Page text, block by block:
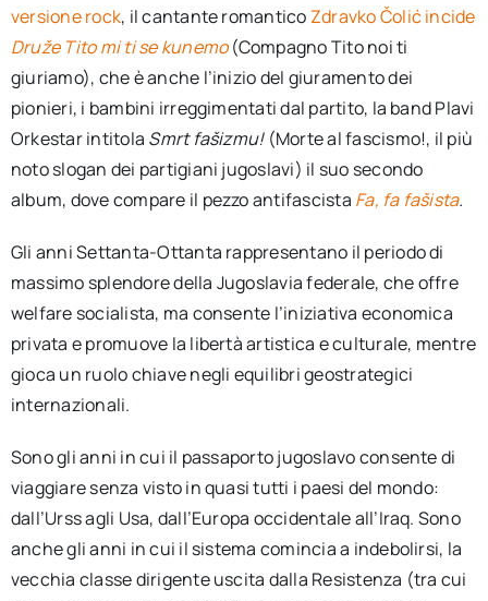
versione rock, il cantante romantico Zdravko Čolić incide
Druže Tito mi ti se kunemo(Compagno Tito noi ti
giuriamo), che è anche l’inizio del giuramento dei
pionieri, i bambini irreggimentati dal partito, la band Plavi
Orkestar intitola Smrt fašizmu!(Morte al fascismo!, il più
noto slogan dei partigiani jugoslavi) il suo secondo
album, dove compare il pezzo antifascista Fa, fa fašista.
Gli anni Settanta-Ottanta rappresentano il periodo di
massimo splendore della Jugoslavia federale, che offre
welfare socialista, ma consente l’iniziativa economica
privata e promuove la libertà artistica e culturale, mentre
gioca un ruolo chiave negli equilibri geostrategici
internazionali.
Sono gli anni in cui il passaporto jugoslavo consente di
viaggiare senza visto in quasi tutti i paesi del mondo:
dall’Urss agli Usa, dall’Europa occidentale all’Iraq. Sono
anche gli anni in cui il sistema comincia a indebolirsi, la
vecchia classe dirigente uscita dalla Resistenza (tra cui